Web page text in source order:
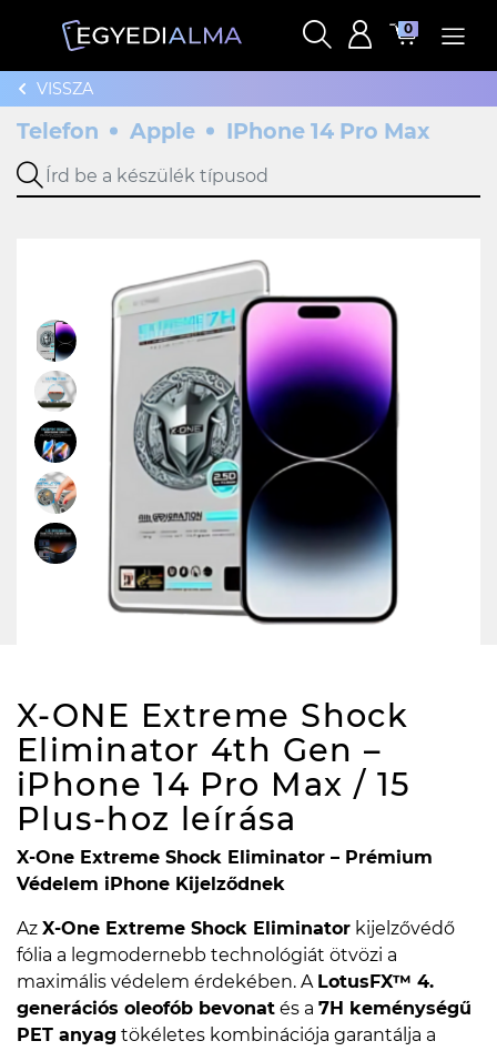
0
VISSZA
Telefon Apple IPhone 14 Pro Max
X-ONE Extreme Shock
Eliminator 4th Gen –
iPhone 14 Pro Max / 15
Plus-hoz leírása
X-One Extreme Shock Eliminator – Prémium
Védelem iPhone Kijelződnek
Az X-One Extreme Shock Eliminator kijelzővédő
fólia a legmodernebb technológiát ötvözi a
maximális védelem érdekében. A LotusFX™ 4.
generációs oleofób bevonat és a 7H keménységű
PET anyag tökéletes kombinációja garantálja a